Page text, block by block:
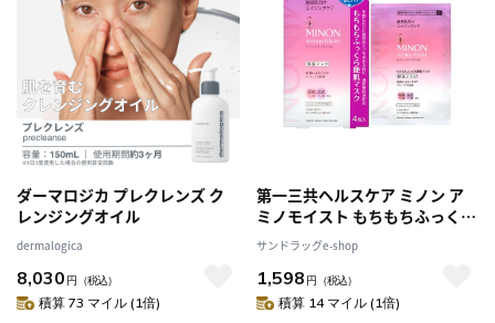
ダーマロジカ プレクレンズ ク
レンジングオイル
dermalogica
8,030 円 （税込）
積算 73 マイル (1倍)
第一三共ヘルスケア ミノン ア
ミノモイスト もちもちふっくら
艶肌マスク 24ml×4枚
サンドラッグe-shop
1,598 円 （税込）
積算 14 マイル (1倍)